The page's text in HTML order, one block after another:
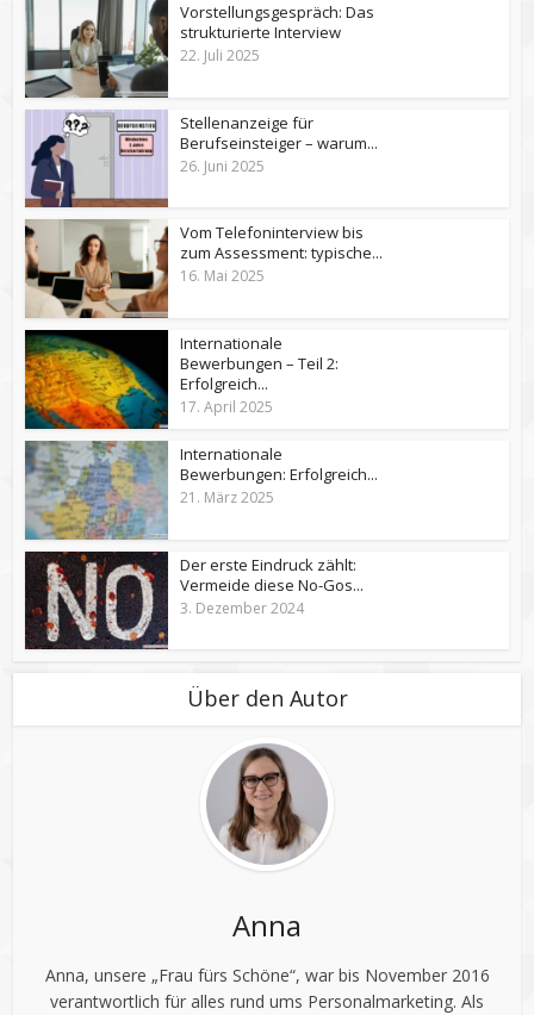
Vorstellungsgespräch: Das
strukturierte Interview
22. Juli 2025
Stellenanzeige für
Berufseinsteiger – warum...
26. Juni 2025
Vom Telefoninterview bis
zum Assessment: typische...
16. Mai 2025
Internationale
Bewerbungen – Teil 2:
Erfolgreich...
17. April 2025
Internationale
Bewerbungen: Erfolgreich...
21. März 2025
Der erste Eindruck zählt:
Vermeide diese No-Gos...
3. Dezember 2024
Über den Autor
Anna
Anna, unsere „Frau fürs Schöne“, war bis November 2016
verantwortlich für alles rund ums Personalmarketing. Als